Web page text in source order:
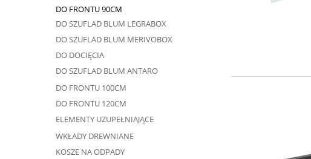
DO FRONTU 90CM
DO SZUFLAD BLUM LEGRABOX
DO SZUFLAD BLUM MERIVOBOX
DO DOCIĘCIA
DO SZUFLAD BLUM ANTARO
DO FRONTU 100CM
DO FRONTU 120CM
ELEMENTY UZUPEŁNIAJĄCE
WKŁADY DREWNIANE
KOSZE NA ODPADY